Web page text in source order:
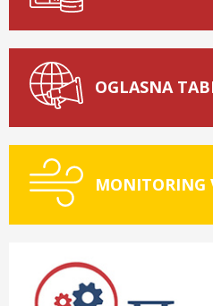
OGLASNA
MONITORING